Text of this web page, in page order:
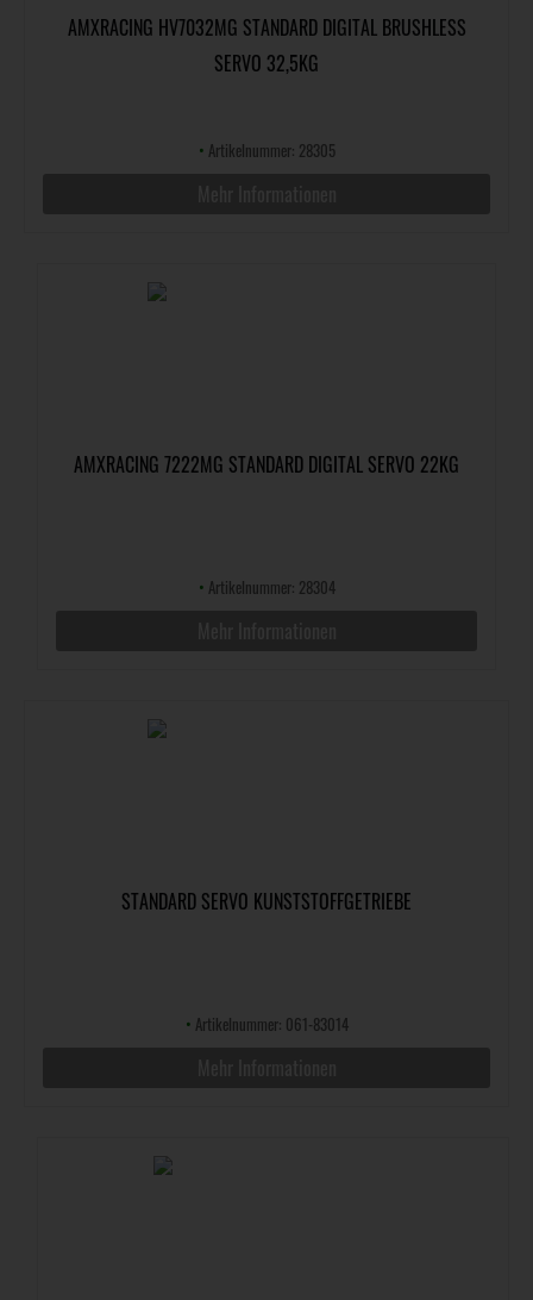
AMXRACING HV7032MG STANDARD DIGITAL BRUSHLESS
SERVO 32,5KG
• Artikelnummer: 28305
AMXRACING 7222MG STANDARD DIGITAL SERVO 22KG
• Artikelnummer: 28304
STANDARD SERVO KUNSTSTOFFGETRIEBE
• Artikelnummer: 061-83014